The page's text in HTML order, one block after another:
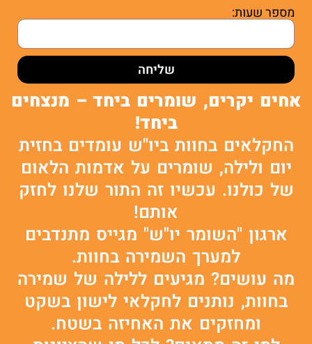
מספר שעות:
שליחה
אחים יקרים, שומרים ביחד – מנצחים
ביחד!
החקלאים בחוות ביו"ש עומדים בחזית
יום ולילה, שומרים על אדמות הלאום
של כולנו. עכשיו זה התור שלנו לחזק
אותם!
ארגון "השומר יו"ש" מגייס מתנדבים
למערך השמירה בחוות.
מה עושים? מגיעים ללילה של שמירה
בחוות, נותנים לחקלאי לישון בשקט
ומחזקים את האחיזה בשטח.